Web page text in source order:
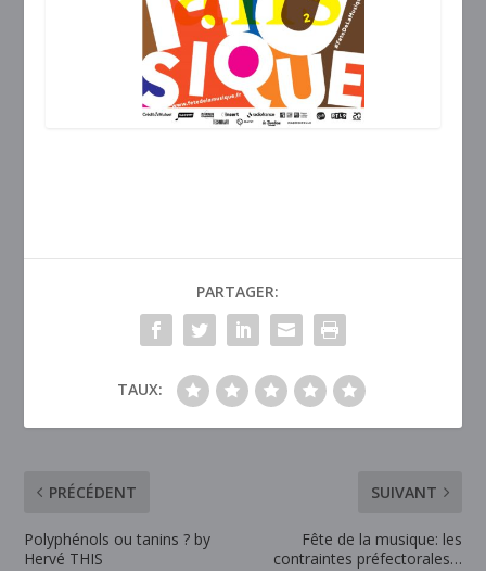
PARTAGER:
TAUX:
PRÉCÉDENT
Polyphénols ou tanins ? by
Hervé THIS
SUIVANT
Fête de la musique: les
contraintes préfectorales…